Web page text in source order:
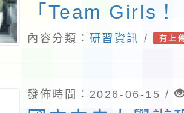
「Team Girls
教師知識培訓工
內容分類： 研習資訊 / 有上
發佈時間：2026-06-15 /